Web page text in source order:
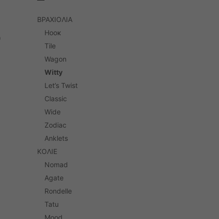
ΒΡΑΧΙΟΛΙΑ
Hοοκ
Tile
Wagon
Witty
Let’s Twist
Classic
Wide
Zodiac
Anklets
ΚΟΛΙΕ
Nomad
Agate
Rondelle
Tatu